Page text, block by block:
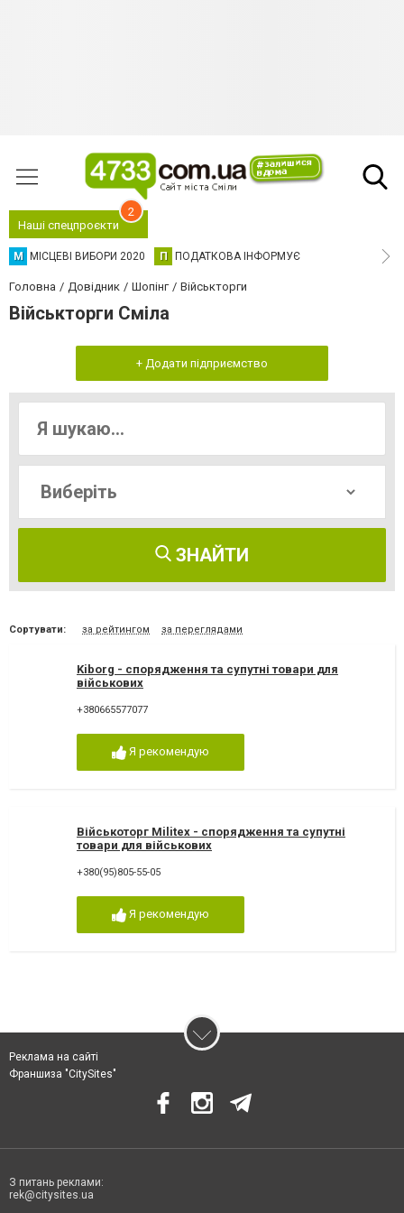
Наші спецпроєкти
2
М МІСЦЕВІ ВИБОРИ 2020 П ПОДАТКОВА ІНФОРМУЄ
Головна Довідник Шопінг Військторги
Військторги Сміла
+ Додати підприємство
ЗНАЙТИ
Сортувати: за рейтингом за переглядами
Kiborg - спорядження та супутні товари для
військових
+380665577077
Я рекомендую
Військоторг Militex - спорядження та супутні
товари для військових
+380(95)805-55-05
Я рекомендую
Реклама на сайті
Франшиза "CitySites"
З питань реклами:
rek@citysites.ua